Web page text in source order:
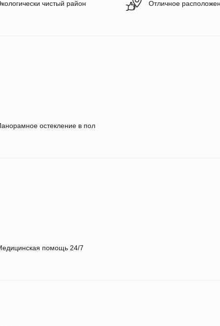
чистый район Отличное
остекление в пол
помощь 24/7